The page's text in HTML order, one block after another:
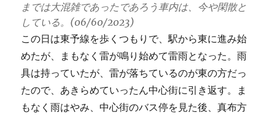
までは大混雑であったであろう車内は、今や閑散と
している。(06/60/2023)
この日は東予線を歩くつもりで、駅から東に進み始
めたが、まもなく雷が鳴り始めて雷雨となった。雨
具は持っていたが、雷が落ちているのが東の方だっ
たので、あきらめていったん中心街に引き返す。ま
もなく雨はやみ、中心街のバス停を見た後、真布方